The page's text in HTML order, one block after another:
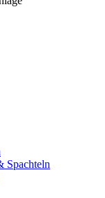
Spachteln